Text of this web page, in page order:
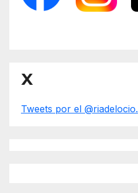
X
Tweets por el @riadelocio.